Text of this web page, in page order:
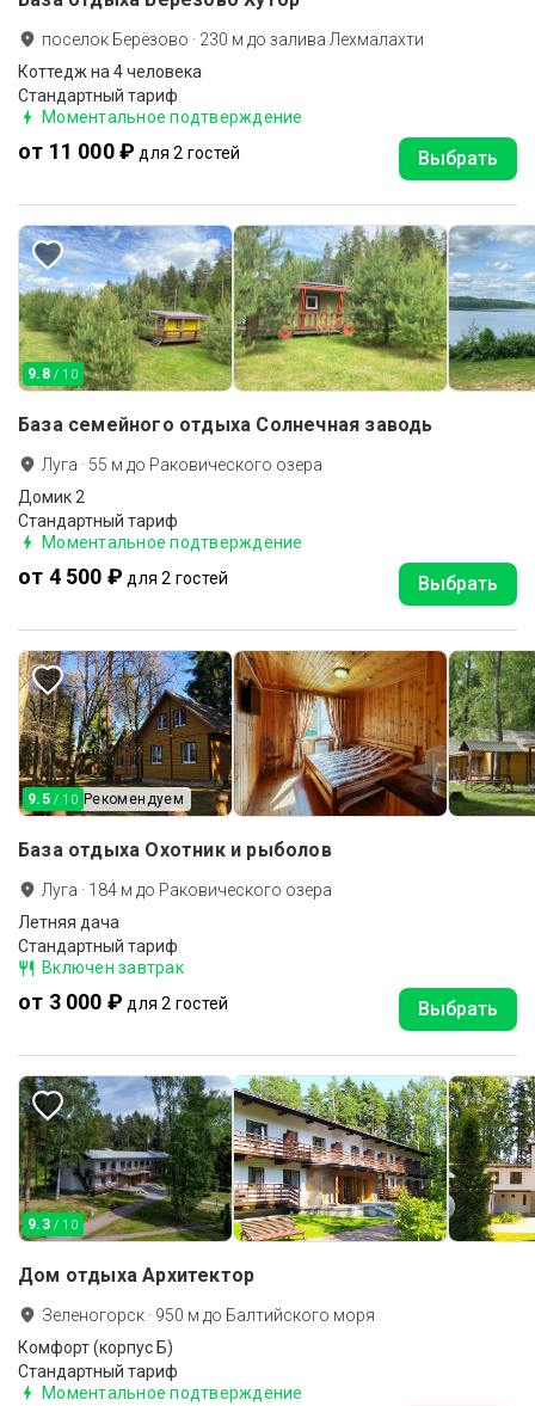
поселок Берёзово · 230 м до залива Лехмалахти
Коттедж на 4 человека
Стандартный тариф
Моментальное подтверждение
от 11 000 ₽ для 2 гостей Выбрать
9.8 / 10
База семейного отдыха Солнечная заводь
Луга · 55 м до Раковического озера
Домик 2
Стандартный тариф
Моментальное подтверждение
от 4 500 ₽ для 2 гостей Выбрать
9.5 / 10 Рекомендуем
База отдыха Охотник и рыболов
Луга · 184 м до Раковического озера
Летняя дача
Стандартный тариф
Включен завтрак
от 3 000 ₽ для 2 гостей Выбрать
9.3 / 10
Дом отдыха Архитектор
Зеленогорск · 950 м до Балтийского моря
Комфорт (корпус Б)
Стандартный тариф
Моментальное подтверждение